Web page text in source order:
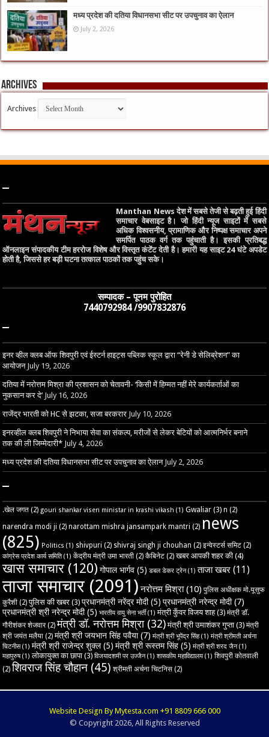
मध्य प्रदेश की दतिया विधानसभा सीट पर उपचुनाव का ऐलान
July 2, 2026
Archives
Archives
–
Manthan News देश में सबसे तेजी से बढ़ती हुई हिंदी
समाचार वेबसाइट है। जो हिंदी न्यूज साइटों में सबसे
अधिक विश्वसनीय, प्रामाणिक और निष्पक्ष समाचार अपने
समर्पित पाठक वर्ग तक पहुंचाती है। इसकी प्रतिबद्ध
ऑनलाइन संपादकीय टीम हररोज विशेष और विस्तृत कंटेंट देती है। हमारी यह साइट 24 घंटे अपडेट
होती है, जिससे हर बड़ी घटना तत्काल पाठकों तक पहुंच सके।
सम्पादक – पूनम पुरोहित
7440792984 /9907832876
–
इनर व्हील क्लब ऑफ शिवपुरी एवं ईस्टर्न हाइट्स पब्लिक स्कूल द्वारा “रेनी डे सेलिब्रेशन” का
आयोजन July 19, 2026
दतिया में नरोत्तम मिश्रा की प्रशासन को चेतावनी- ‘किसी में हिम्मत नहीं मेरे कार्यकर्ताओं का
नुकसान कर दे’ July 16, 2026
राजेंद्र भारती को HC से झटका, सजा बरकरार July 10, 2026
इनरव्हील क्लब शिवपुरी ने निभाया सेवा का संकल्प, मरीजों से लेकर बेटियों को आत्मनिर्भर बनाने
तक की ली जिम्मेदारी* July 4, 2026
मध्य प्रदेश की दतिया विधानसभा सीट पर उपचुनाव का ऐलान July 2, 2026
–
.खेल जगत (2) gouri shankar visen ministar in krashi vikash (1) Gwaliar (3) n (2)
narendra modi ji (2) narottam mishra jansampark mantri (2) news
(825) Politics (1) shivpuri (2) shivraj singh ji chouhan (2) इन्वेस्टर्स समिट (2)
कांग्रेस प्रदेश कार्य समिति(1) केंद्रीय मंत्री उमा भारती (2) कैबिनेट (2) खबर आपकी शहर की (4)
खास समाचार (120) गोपाल भार्गव (5) डबल डेकर ट्रेन(1) ताजा खबर (11)
ताजा समाचार (2091) नरोत्तम मिश्रा(10) पुलिस अधीक्षक मो.यूसुफ
कुरैशी (2) पुलिस की खबर (3) प्रधानमंत्री नरेंद्र मोदी(5) प्रधानमंत्री नरेन्द्र मोदी(7)
प्रधानमंत्री श्री नरेन्द्र मोदी(5) भारतीय वायु सेना भर्ती(1) मंत्री कुँवर विजय शाह(3) मंत्री डॉ.
गौरीशंकर शेजवार(2) मंत्री डॉ. नरोत्तम मिश्रा(32) मंत्री श्री उमाशंकर गुप्ता (3) मंत्री
श्री जयंत मलैया (2) मंत्री श्री जयभान सिंह पवैया(7) मंत्री श्री भूपेंद्र सिंह(1) मंत्री श्रीमती अर्चना
चिटनीस(1) मंत्री श्री राजेन्द्र शुक्ल(5) मंत्री श्री रूस्तम सिंह (5) मंत्री श्री शरद जैन(1)
महापुरुष(1) लोकायुक्त का छापा (3) विजयादशमी पर उज्‍जैन(1) शासकीय महाविद्यालय(1) शिवपुरी कोतवाली
(2) शिवराज सिंह चौहान (45) श्रीमती अर्चना चिटनिस (2)
Website Design By Mytesta.com +91 8809 666 000
© Copyright 2026, All Rights Reserved